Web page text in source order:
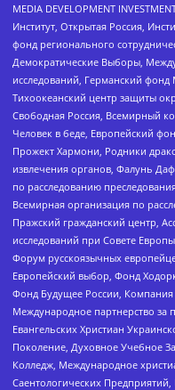
MEDIA DEVELOPMENT
Институт, Открытая Россия,
фонд регионального
Демократические Выборы,
исследований, Германский
Тихоокеанский центр защиты
Свободная Россия, Всемирный
Человек в беде, Европейский
Прожект Хармони, Родники
извлечения органов, Фалунь
по расследованию
Всемирная организация по
Пражский гражданский центр,
исследований при Совете
Форум русскоязычных
Европейский выбор, Фонд
Фонд Будущее России,
Международное партнерство за
Евангельских Христиан
Поколение, Духовное Учебное
Колледж, Международное
Саентологических